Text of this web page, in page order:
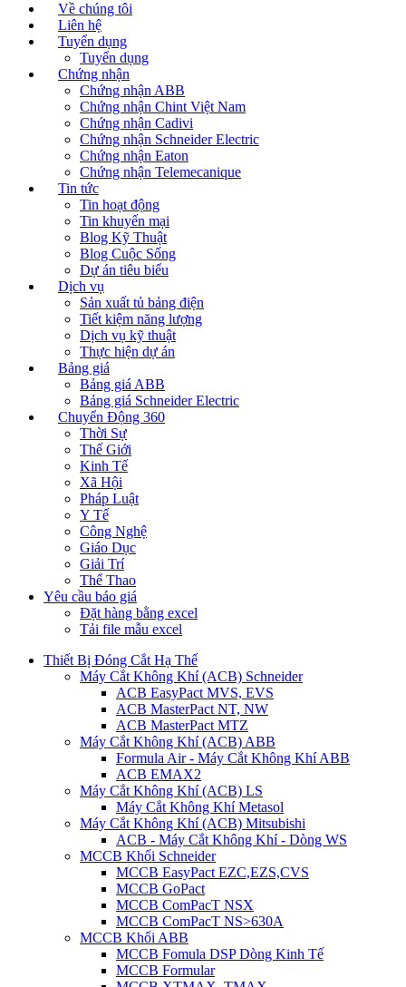
Về chúng tôi
Liên hệ
Tuyển dụng
Tuyển dụng
Chứng nhận
Chứng nhận ABB
Chứng nhận Chint Việt Nam
Chứng nhận Cadivi
Chứng nhận Schneider Electric
Chứng nhận Eaton
Chứng nhận Telemecanique
Tin tức
Tin hoạt động
Tin khuyến mại
Blog Kỹ Thuật
Blog Cuộc Sống
Dự án tiêu biểu
Dịch vụ
Sản xuất tủ bảng điện
Tiết kiệm năng lượng
Dịch vụ kỹ thuật
Thực hiện dự án
Bảng giá
Bảng giá ABB
Bảng giá Schneider Electric
Chuyển Động 360
Thời Sự
Thế Giới
Kinh Tế
Xã Hội
Pháp Luật
Y Tế
Công Nghệ
Giáo Dục
Giải Trí
Thể Thao
Yêu cầu báo giá
Đặt hàng bằng excel
Tải file mẫu excel
Thiết Bị Đóng Cắt Hạ Thế
Máy Cắt Không Khí (ACB) Schneider
ACB EasyPact MVS, EVS
ACB MasterPact NT, NW
ACB MasterPact MTZ
Máy Cắt Không Khí (ACB) ABB
Formula Air - Máy Cắt Không Khí ABB
ACB EMAX2
Máy Cắt Không Khí (ACB) LS
Máy Cắt Không Khí Metasol
Máy Cắt Không Khí (ACB) Mitsubishi
ACB - Máy Cắt Không Khí - Dòng WS
MCCB Khối Schneider
MCCB EasyPact EZC,EZS,CVS
MCCB GoPact
MCCB ComPacT NSX
MCCB ComPacT NS>630A
MCCB Khối ABB
MCCB Fomula DSP Dòng Kinh Tế
MCCB Formular